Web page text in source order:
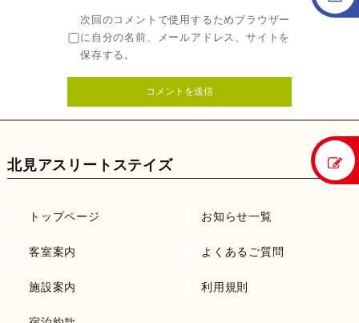
次回のコメントで使用するためブラウザー
に自分の名前、メールアドレス、サイトを
保存する。
北見アスリートステイズ
トップページ お知らせ一覧
客室案内 よくあるご質問
施設案内 利用規則